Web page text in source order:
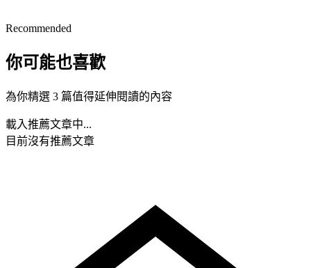
Recommended
你可能也喜歡
為你精選 3 篇值得延伸閱讀的內容
載入推薦文章中...
目前沒有推薦文章